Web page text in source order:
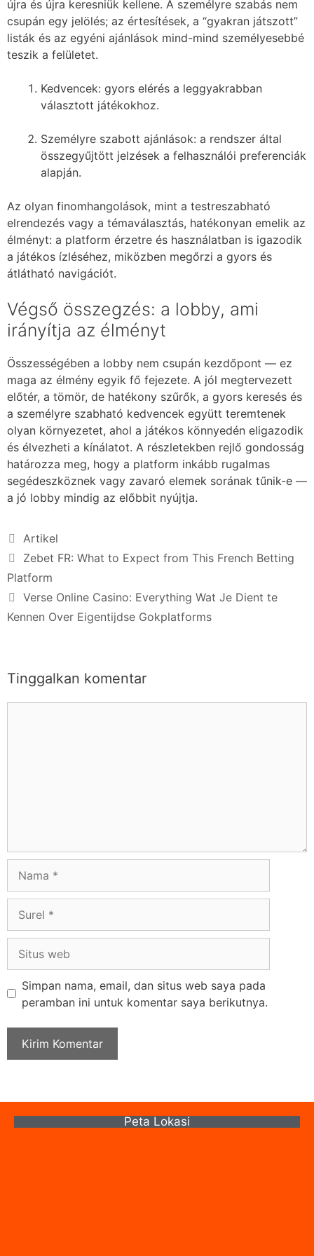
újra és újra keresniük kellene. A személyre szabás nem
csupán egy jelölés; az értesítések, a “gyakran játszott”
listák és az egyéni ajánlások mind-mind személyesebbé
teszik a felületet.
Kedvencek: gyors elérés a leggyakrabban
választott játékokhoz.
Személyre szabott ajánlások: a rendszer által
összegyűjtött jelzések a felhasználói preferenciák
alapján.
Az olyan finomhangolások, mint a testreszabható
elrendezés vagy a témaválasztás, hatékonyan emelik az
élményt: a platform érzetre és használatban is igazodik
a játékos ízléséhez, miközben megőrzi a gyors és
átlátható navigációt.
Végső összegzés: a lobby, ami
irányítja az élményt
Összességében a lobby nem csupán kezdőpont — ez
maga az élmény egyik fő fejezete. A jól megtervezett
előtér, a tömör, de hatékony szűrők, a gyors keresés és
a személyre szabható kedvencek együtt teremtenek
olyan környezetet, ahol a játékos könnyedén eligazodik
és élvezheti a kínálatot. A részletekben rejlő gondosság
határozza meg, hogy a platform inkább rugalmas
segédeszköznek vagy zavaró elemek sorának tűnik-e —
a jó lobby mindig az előbbit nyújtja.
Artikel
Zebet FR: What to Expect from This French Betting
Platform
Verse Online Casino: Everything Wat Je Dient te
Kennen Over Eigentijdse Gokplatforms
Tinggalkan komentar
Simpan nama, email, dan situs web saya pada
peramban ini untuk komentar saya berikutnya.
Peta Lokasi